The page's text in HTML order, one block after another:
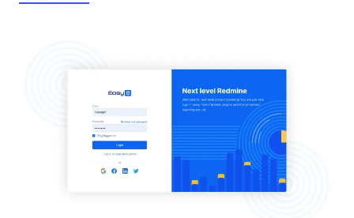
완전한 기능을 갖춘 템플릿-팀 & 역할, 일감, 마일즈스톤, 문서
20초 내 템플릿으로 부터 새로운 프로젝트 관리
모든 프로젝트 요소들의 확립